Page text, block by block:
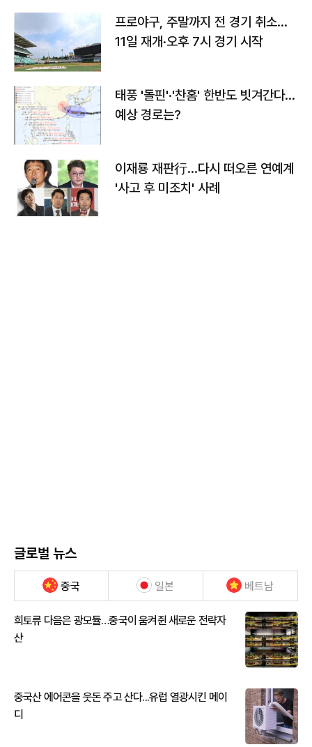
프로야구, 주말까지 전 경기 취소…
11일 재개·오후 7시 경기 시작
태풍 '돌핀'·'찬홈' 한반도 빗겨간다…
예상 경로는?
이재룡 재판行…다시 떠오른 연예계
'사고 후 미조치' 사례
글로벌 뉴스
중국 일본 베트남
희토류 다음은 광모듈…중국이 움켜쥔 새로운 전략자
산
중국산 에어콘을 웃돈 주고 산다...유럽 열광시킨 메이
디